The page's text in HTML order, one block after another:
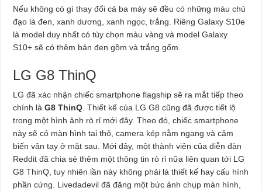
Nếu không có gì thay đổi cả ba máy sẽ đều có những màu chủ
đạo là đen, xanh dương, xanh ngọc, trắng. Riêng Galaxy S10e
là model duy nhất có tùy chọn màu vàng và model Galaxy
S10+ sẽ có thêm bản đen gồm và trắng gốm.
LG G8 ThinQ
LG đã xác nhận chiếc smartphone flagship sẽ ra mắt tiếp theo
chính làG8 ThinQ . Thiết kế của LG G8 cũng đã được tiết lộ
trong một hình ảnh rò rỉ mới đây. Theo đó, chiếc smartphone
này sẽ có màn hình tai thỏ, camera kép nằm ngang và cảm
biến vân tay ở mặt sau. Mới đây, một thành viên của diễn đàn
Reddit đã chia sẻ thêm một thông tin rò rỉ nữa liên quan tới LG
G8 ThinQ, tuy nhiên lần này không phải là thiết kế hay cấu hình
phần cứng. Livedadevil đã đăng một bức ảnh chụp màn hình,